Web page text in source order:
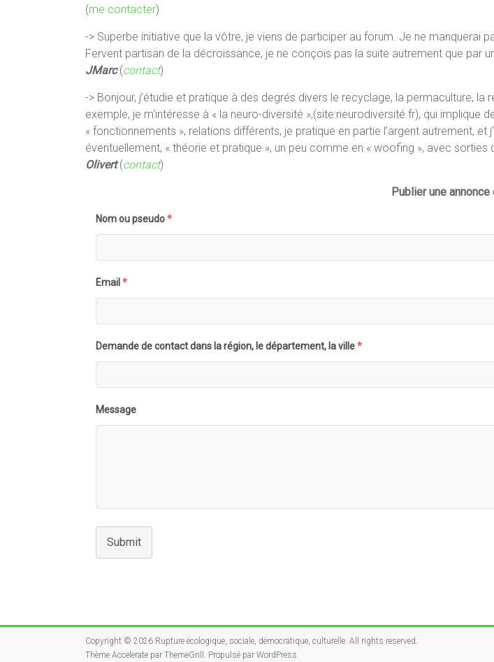
(me contacter)
-> Superbe initiative que la vôtre, je viens de participer au forum. Je ne manquerai
Fervent partisan de la décroissance, je ne conçois pas la suite autrement que par
JMarc (contact)
-> Bonjour, j’étudie et pratique à des degrés divers le recyclage, la permaculture,
exemple, je m’intéresse à « la neuro-diversité »,(site:neurodiversité.fr), qui
« fonctionnements », relations différents, je pratique en partie l’argent autrement,
éventuellement, « théorie et pratique », un peu comme en « woofing », avec sorties
Olivert(contact)
Publier une
Nom ou pseudo*
Email*
Demande de contact dans la région, le département, la ville*
Message
Submit
Copyright © 2026 Rupture écologique, sociale, démocratique, culturelle . All rights reserved.
Thème Accelerate par ThemeGrill. Propulsé par WordPress